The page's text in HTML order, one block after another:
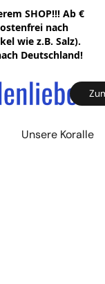
SHOP!!! Ab €
nach
wie z.B. Salz).
Deutschland!
Unsere Korallen